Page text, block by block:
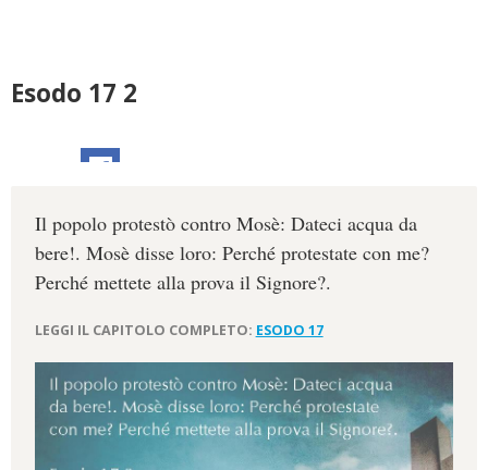
Esodo 17 2
Il popolo protestò contro Mosè: Dateci acqua da
bere!. Mosè disse loro: Perché protestate con me?
Perché mettete alla prova il Signore?.
LEGGI IL CAPITOLO COMPLETO: ESODO 17